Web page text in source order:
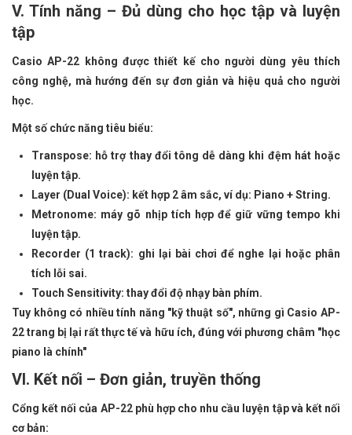
V. Tính năng – Đủ dùng cho học tập và luyện
tập
Casio AP-22 không được thiết kế cho người dùng yêu thích
công nghệ, mà hướng đến sự đơn giản và hiệu quả cho người
học.
Một số chức năng tiêu biểu:
Transpose: hỗ trợ thay đổi tông dễ dàng khi đệm hát hoặc
luyện tập.
Layer (Dual Voice): kết hợp 2 âm sắc, ví dụ: Piano + String.
Metronome: máy gõ nhịp tích hợp để giữ vững tempo khi
luyện tập.
Recorder (1 track): ghi lại bài chơi để nghe lại hoặc phân
tích lỗi sai.
Touch Sensitivity: thay đổi độ nhạy bàn phím.
Tuy không có nhiều tính năng "kỹ thuật số", những gì Casio AP-
22 trang bị lại rất thực tế và hữu ích, đúng với phương châm "học
piano là chính"
VI. Kết nối – Đơn giản, truyền thống
Cổng kết nối của AP-22 phù hợp cho nhu cầu luyện tập và kết nối
cơ bản: